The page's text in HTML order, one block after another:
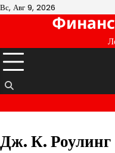
Перейти
Вс, Авг 9, 2026
Дж. К.